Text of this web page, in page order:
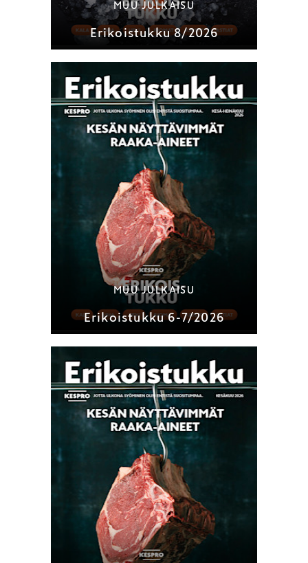
MUU JULKAISU
Erikoistukku 8/2026
MUU JULKAISU
Erikoistukku 6-7/2026